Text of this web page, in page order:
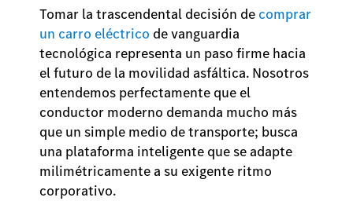
Tomar la trascendental decisión de comprar
un carro eléctrico de vanguardia
tecnológica representa un paso firme hacia
el futuro de la movilidad asfáltica. Nosotros
entendemos perfectamente que el
conductor moderno demanda mucho más
que un simple medio de transporte; busca
una plataforma inteligente que se adapte
milimétricamente a su exigente ritmo
corporativo.